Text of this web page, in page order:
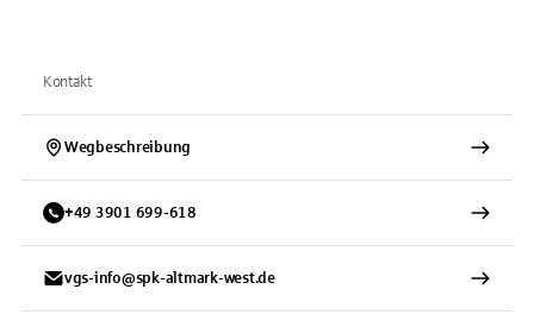
Kontakt
Wegbeschreibung
+49 3901 699-618
vgs-info@spk-altmark-west.de